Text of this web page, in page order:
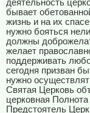
деятельность
бывает
жизнь и на их
нужно бояться
должны
желает
поддерживать
сегодня призван
нужно
Святая Церковь
церковная
Предстоятель